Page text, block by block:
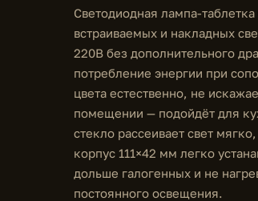
Светодиодная лампа-
встраиваемых и накладных
220В без дополнительного
потребление энергии при
цвета естественно, не
помещении — подойдёт для
стекло рассеивает свет
корпус 111×42 мм легко
дольше галогенных и не
постоянного освещения.